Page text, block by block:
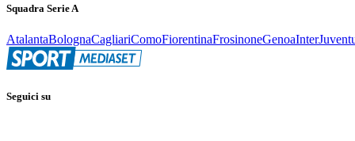
Squadra Serie A
AtalantaBolognaCagliariComoFiorentinaFrosinoneGenoaInter
Seguici su